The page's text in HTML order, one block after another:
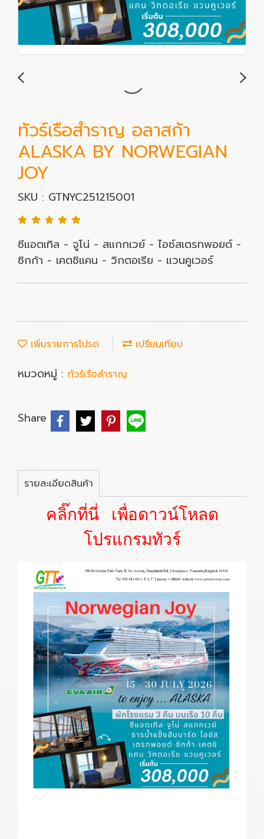
ทัวร์เรือสำราญ อลาสก้า
ALASKA BY NORWEGIAN
JOY
SKU : GTNYC251215001
ซีแอตเทิล - จูโน่ - สแกกเวย์ - ไอซ์สเตรทพอยต์ -
ซิกก้า - เคตชิแคน - วิกตอเรีย - แวนคูเวอร์
เพิ่มรายการโปรด เปรียบเทียบ
หมวดหมู่ : ทัวร์เรือสำราญ
Share
รายละเอียดสินค้า
คลิ๊กที่นี่ เพื่อดาวน์โหลด
โปรแกรมทัวร์